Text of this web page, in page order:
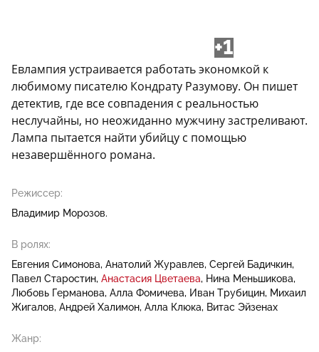
+1
Евлампия устраивается работать экономкой к
любимому писателю Кондрату Разумову. Он пишет
детектив, где все совпадения с реальностью
неслучайны, но неожиданно мужчину застреливают.
Лампа пытается найти убийцу с помощью
незавершённого романа.
Режиссер:
Владимир Морозов.
В ролях:
Евгения Симонова Анатолий Журавлев Сергей Бадичкин
Павел Старостин Анастасия Цветаева Нина Меньшикова
Любовь Германова Алла Фомичева Иван Трубицин Михаил
Жигалов Андрей Халимон Алла Клюка Витас Эйзенах
Жанр: